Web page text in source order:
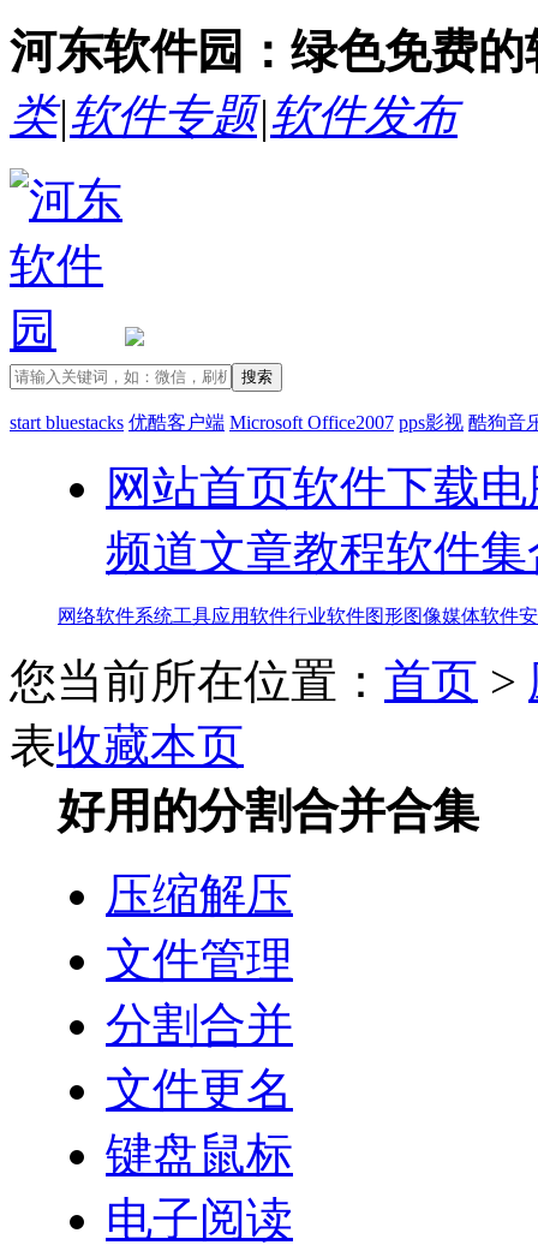
河东软件园：绿色免费
类|软件专题|软件发布
start bluestacks 优酷客户端 Microsoft Office2007 pps影视 酷狗音
网站首页软件下载
频道文章教程软件集
网络软件系统工具应用软件行业软件图形图像媒体软件
您当前所在位置： 首页 >
表收藏本页
好用的分割合并合集
压缩解压
文件管理
分割合并
文件更名
键盘鼠标
电子阅读